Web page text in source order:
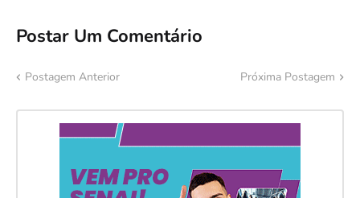
Postar Um Comentário
Postagem Anterior Próxima Postagem